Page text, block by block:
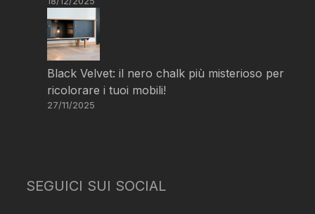
Black Velvet: il nero chalk più misterioso per
ricolorare i tuoi mobili!
27/11/2025
SEGUICI SUI SOCIAL